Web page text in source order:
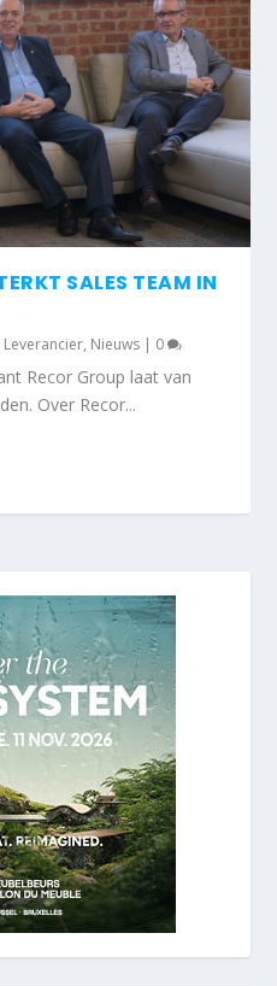
SALES TEAM IN
Leverancier, Nieuws | 0
Recor Group laat van
Over Recor...